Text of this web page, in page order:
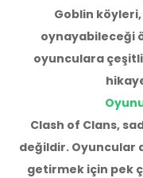
Goblin
oynayabileceği
oyunculara
Clash of Clans,
değildir. Oyuncular
getirmek için pek